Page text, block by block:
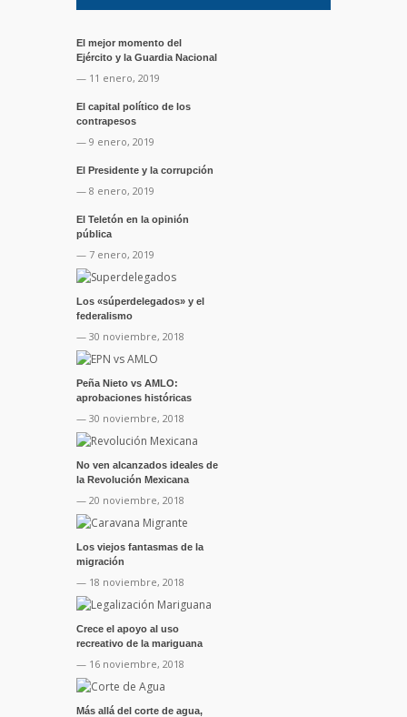
El mejor momento del
Ejército y la Guardia Nacional
— 11 enero, 2019
El capital político de los
contrapesos
— 9 enero, 2019
El Presidente y la corrupción
— 8 enero, 2019
El Teletón en la opinión
pública
— 7 enero, 2019
Los «súperdelegados» y el
federalismo
— 30 noviembre, 2018
Peña Nieto vs AMLO:
aprobaciones históricas
— 30 noviembre, 2018
No ven alcanzados ideales de
la Revolución Mexicana
— 20 noviembre, 2018
Los viejos fantasmas de la
migración
— 18 noviembre, 2018
Crece el apoyo al uso
recreativo de la mariguana
— 16 noviembre, 2018
Más allá del corte de agua,